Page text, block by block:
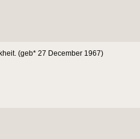
(geb* 27 December 1967)